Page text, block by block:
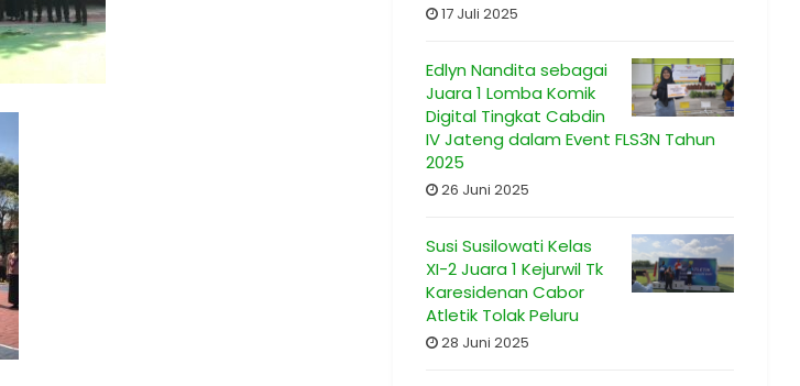
17 Juli 2025
Edlyn Nandita sebagai
Juara 1 Lomba Komik
Digital Tingkat Cabdin
IV Jateng dalam Event FLS3N Tahun
2025
26 Juni 2025
Susi Susilowati Kelas
XI-2 Juara 1 Kejurwil Tk
Karesidenan Cabor
Atletik Tolak Peluru
28 Juni 2025